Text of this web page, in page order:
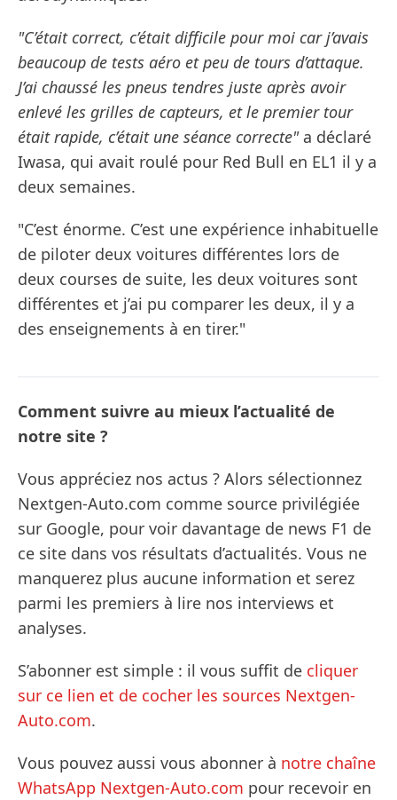
"C’était correct, c’était difficile pour moi car j’avais
beaucoup de tests aéro et peu de tours d’attaque.
J’ai chaussé les pneus tendres juste après avoir
enlevé les grilles de capteurs, et le premier tour
était rapide, c’était une séance correcte"a déclaré
Iwasa, qui avait roulé pour Red Bull en EL1 il y a
deux semaines.
"C’est énorme. C’est une expérience inhabituelle
de piloter deux voitures différentes lors de
deux courses de suite, les deux voitures sont
différentes et j’ai pu comparer les deux, il y a
des enseignements à en tirer."
Comment suivre au mieux l’actualité de
notre site ?
Vous appréciez nos actus ? Alors sélectionnez
Nextgen-Auto.com comme source privilégiée
sur Google, pour voir davantage de news F1 de
ce site dans vos résultats d’actualités. Vous ne
manquerez plus aucune information et serez
parmi les premiers à lire nos interviews et
analyses.
S’abonner est simple : il vous suffit de cliquer
sur ce lien et de cocher les sources Nextgen-
Auto.com.
Vous pouvez aussi vous abonner à notre chaîne
WhatsApp Nextgen-Auto.com pour recevoir en